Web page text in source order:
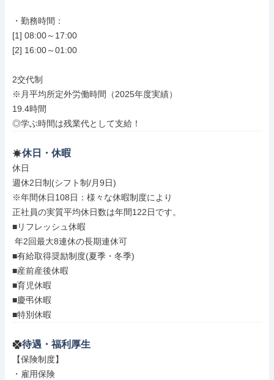
・勤務時間：
[1] 08:00～17:00
[2] 16:00～01:00
2交代制
※月平均所定外労働時間（2025年度実績）
19.4時間
◎学ぶ時間は残業代として支給！
休日・休暇
休日
週休2日制(シフト制/月9日)
※年間休日108日：様々な休暇制度により
正社員の実質平均休日数は年間122日です。
■リフレッシュ休暇
■有給取得奨励制度(夏季・冬季)
■産前産後休暇
■育児休暇
■慶弔休暇
■特別休暇
待遇・福利厚生
【保険制度】
・雇用保険